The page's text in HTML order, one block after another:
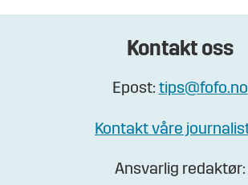
Kontakt oss
Epost: tips@fofo.no
Kontakt våre
Ansvarlig redaktør: